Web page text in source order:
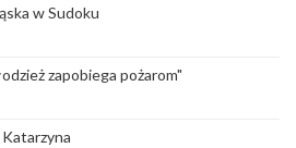
w Sudoku
zapobiega pożarom"